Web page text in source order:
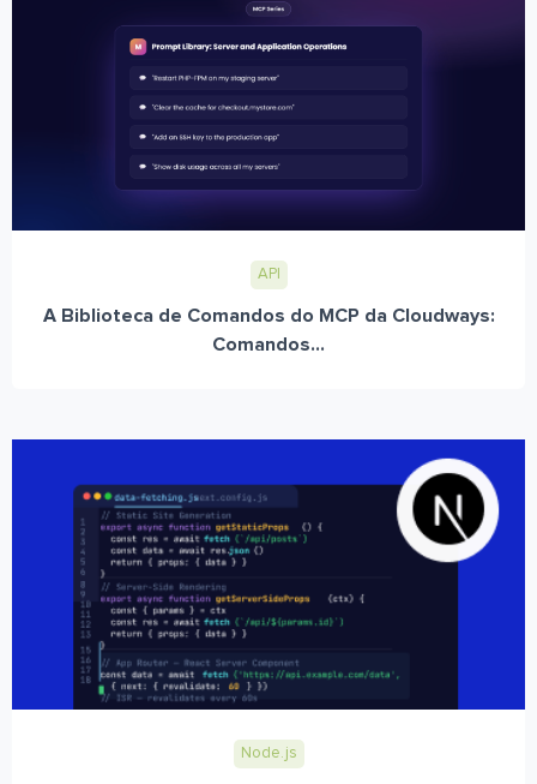
API
A Biblioteca de Comandos do MCP da Cloudways:
Comandos...
Node.js